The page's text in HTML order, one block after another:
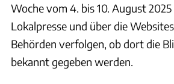
Woche vom 4. bis 10. August
Lokalpresse und über die
Behörden verfolgen, ob dort die
bekannt gegeben werden.